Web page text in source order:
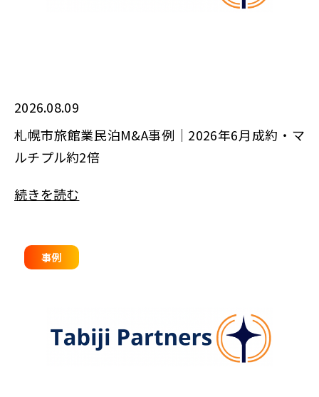
2026.08.09
札幌市旅館業民泊M&A事例｜2026年6月成約・マ
ルチプル約2倍
続きを読む
事例